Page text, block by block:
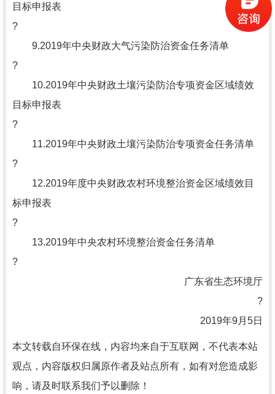
目标申报表
?
9.2019年中央财政大气污染防治资金任务清单
?
10.2019年中央财政土壤污染防治专项资金区域绩效
目标申报表
?
11.2019年中央财政土壤污染防治专项资金任务清单
?
12.2019年度中央财政农村环境整治资金区域绩效目
标申报表
?
13.2019年中央农村环境整治资金任务清单
?
广东省生态环境厅
?
2019年9月5日
本文转载自环保在线，内容均来自于互联网，不代表本站
观点，内容版权归属原作者及站点所有，如有对您造成影
响，请及时联系我们予以删除！